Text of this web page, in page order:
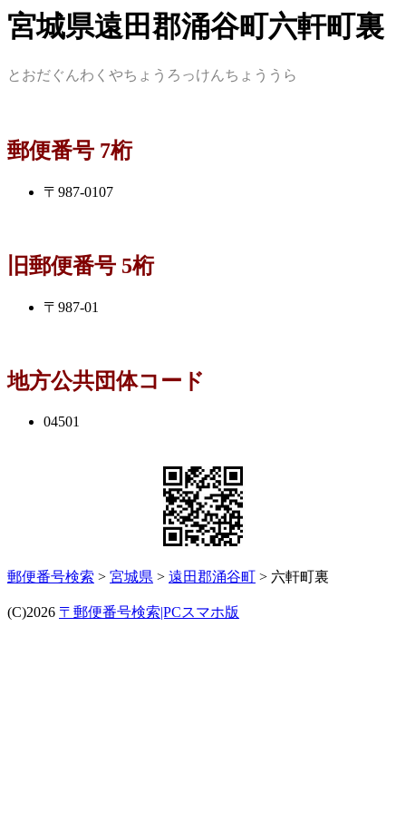
宮城県遠田郡涌谷町六軒町裏
とおだぐんわくやちょうろっけんちょううら
郵便番号 7桁
〒987-0107
旧郵便番号 5桁
〒987-01
地方公共団体コード
04501
郵便番号検索 > 宮城県 > 遠田郡涌谷町 > 六軒町裏
(C)2026 〒郵便番号検索|PCスマホ版